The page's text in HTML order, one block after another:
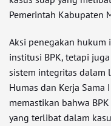
Pemerintah Kabupaten
Aksi penegakan hukum
institusi BPK, tetapi
sistem integritas dalam
Humas dan Kerja Sama
memastikan bahwa
yang terlibat dalam